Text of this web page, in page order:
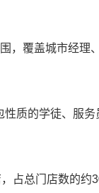
，覆盖城市经理
质的学徒、服
占总门店数的约